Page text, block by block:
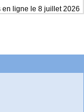
en ligne le 8 juillet 2026